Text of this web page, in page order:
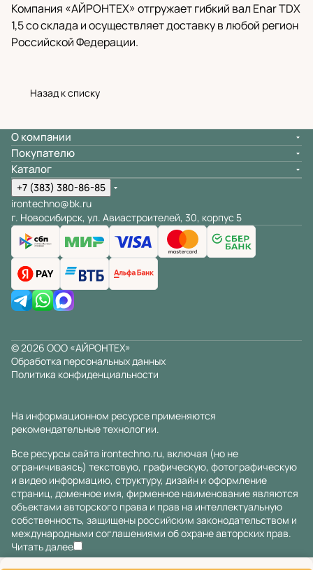
Компания «АЙРОНТЕХ» отгружает гибкий вал Enar TDX
1,5 со склада и осуществляет доставку в любой регион
Российской Федерации.
Назад к списку
О компании
Покупателю
Каталог
+7 (383) 380-86-85
irontechno@bk.ru
г. Новосибирск, ул. Авиастроителей, 30, корпус 5
© 2026 ООО «АЙРОНТЕХ»
Обработка персональных данных
Политика конфиденциальности
На информационном ресурсе применяются
рекомендательные технологии.
Все ресурсы сайта irontechno.ru, включая (но не
ограничиваясь) текстовую, графическую, фотографическую
и видео информацию, структуру, дизайн и оформление
страниц, доменное имя, фирменное наименование являются
объектами авторского права и прав на интеллектуальную
собственность, защищены российским законодательством и
международными соглашениями об охране авторских прав.
Читать далее